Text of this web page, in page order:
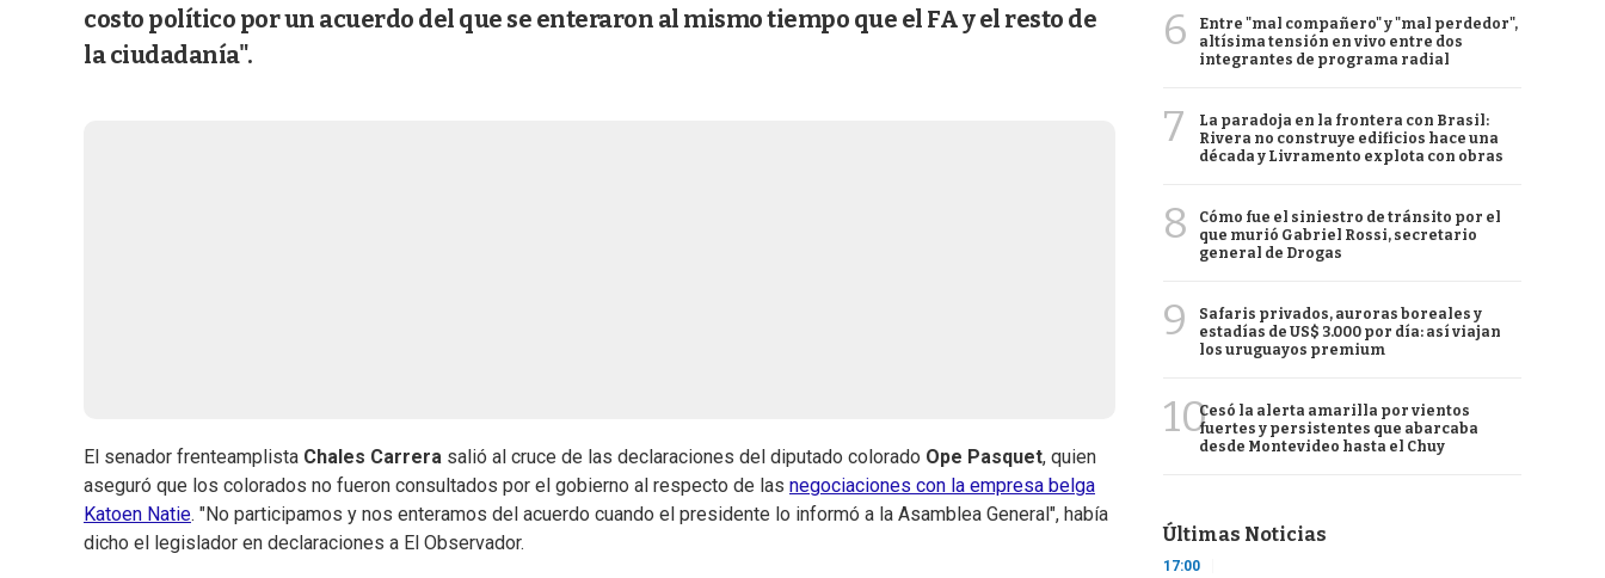
costo político por un acuerdo del que se enteraron al mismo tiempo que el FA y el resto de
la ciudadanía".
El senador frenteamplista Chales Carrera salió al cruce de las declaraciones del diputado colorado Ope Pasquet, quien
aseguró que los colorados no fueron consultados por el gobierno al respecto de las negociaciones con la empresa belga
Katoen Natie. "No participamos y nos enteramos del acuerdo cuando el presidente lo informó a la Asamblea General", había
dicho el legislador en declaraciones a El Observador.
6
Entre "mal compañero" y "mal perdedor",
altísima tensión en vivo entre dos
integrantes de programa radial
7
La paradoja en la frontera con Brasil:
Rivera no construye edificios hace una
década y Livramento explota con obras
8
Cómo fue el siniestro de tránsito por el
que murió Gabriel Rossi, secretario
general de Drogas
9
Safaris privados, auroras boreales y
estadías de US$ 3.000 por día: así viajan
los uruguayos premium
10Cesó la alerta amarilla por vientos
fuertes y persistentes que abarcaba
desde Montevideo hasta el Chuy
Últimas Noticias
17:00